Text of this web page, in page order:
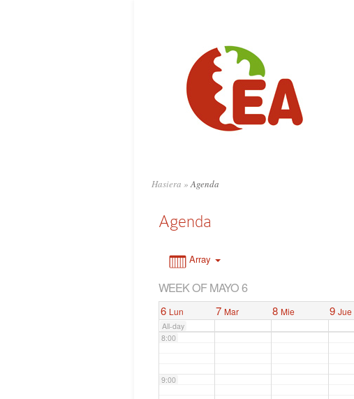
Hasiera »Agenda
Agenda
Array
WEEK OF MAYO 6
6 Lun 7 Mar 8 Mie 9 Jue
All-day
6:00
8:00
9:00